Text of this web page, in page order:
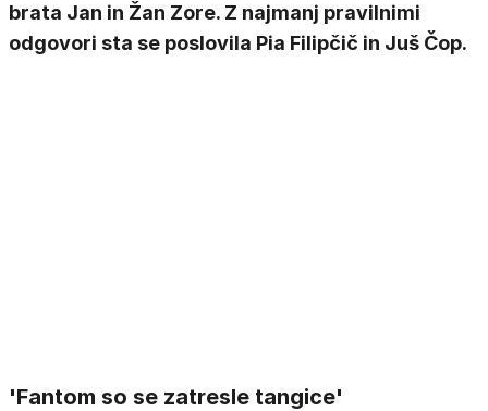
brata Jan in Žan Zore. Z najmanj pravilnimi
odgovori sta se poslovila Pia Filipčič in Juš Čop.
'Fantom so se zatresle tangice'